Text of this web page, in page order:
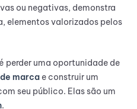
ou negativas, demonstra
elementos valorizados pelos
é perder uma oportunidade de
marca e construir um
seu público. Elas são um
.